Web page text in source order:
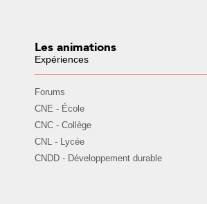
Les animations
Expériences
Forums
CNE - École
CNC - Collège
CNL - Lycée
CNDD - Développement durable